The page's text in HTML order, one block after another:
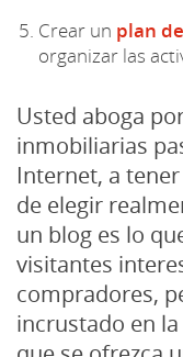
Crear un plan
organizar las
Usted aboga
inmobiliarias
Internet, a
de elegir
un blog es lo
visitantes
compradores,
incrustado en